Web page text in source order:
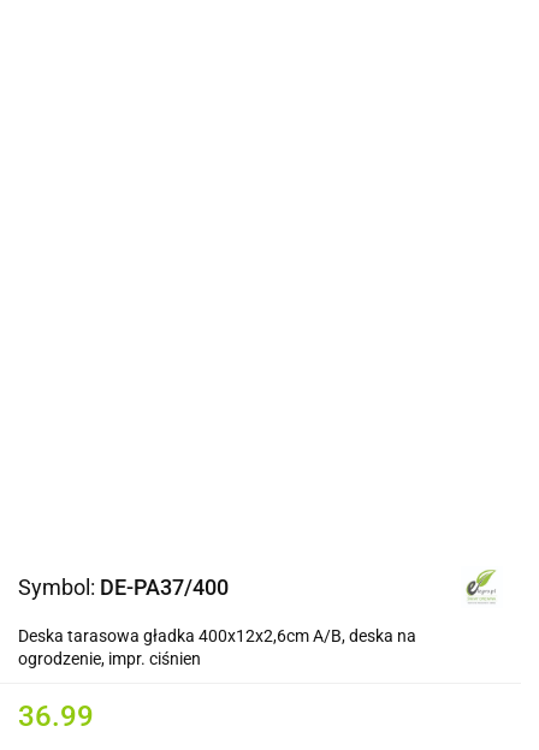
Symbol: DE-PA37/400
Deska tarasowa gładka 400x12x2,6cm A/B, deska na
ogrodzenie, impr. ciśnien
36.99